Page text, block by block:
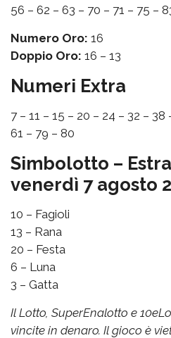
56 – 62 – 63 – 70 – 71 – 75 –
Numero Oro: 16
Doppio Oro: 16 – 13
Numeri Extra
7 – 11 – 15 – 20 – 24 – 32 –
61 – 79 – 80
Simbolotto –
venerdì 7 agosto
10 – Fagioli
13 – Rana
20 – Festa
6 – Luna
3 – Gatta
Il Lotto, SuperEnalotto e
vincite in denaro. Il gioco è